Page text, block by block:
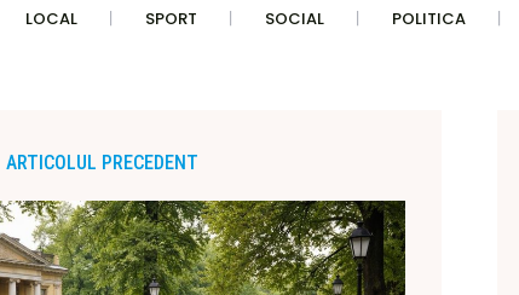
LOCAL SPORT SOCIAL POLITICA
ARTICOLUL PRECEDENT